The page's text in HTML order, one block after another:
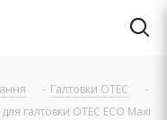
- Галтовки OTEC
-
галтовки OTEC ЕCО Maxi